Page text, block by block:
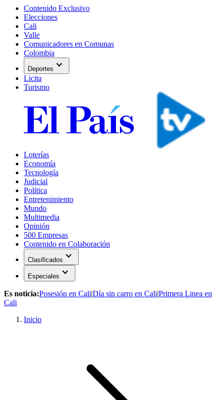
Contenido Exclusivo
Elecciones
Cali
Valle
Comunicadores en Comunas
Colombia
Deportes expand_more
Licita
Turismo
Loterías
Economía
Tecnología
Judicial
Política
Entretenimiento
Mundo
Multimedia
Opinión
500 Empresas
Contenido en Colaboración
Clasificados expand_more
Especiales expand_more
Es noticia:Posesión en Cali|Día sin carro en Cali|Primera Linea en
Cali
Inicio